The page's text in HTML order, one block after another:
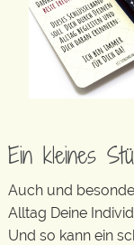
Ein kleines
Auch und
Alltag Deine
Und so kann ein